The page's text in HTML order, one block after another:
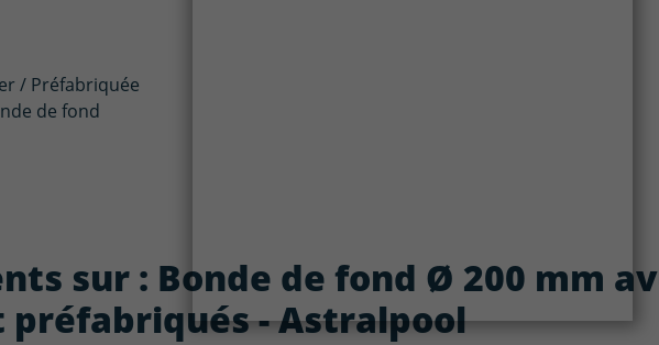
/ Préfabriquée
de fond
sur : Bonde de fond Ø 200 mm
préfabriqués - Astralpool